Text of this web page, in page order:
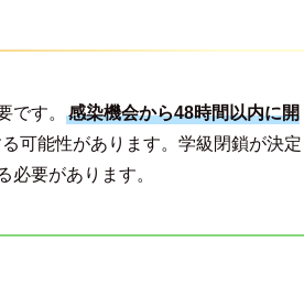
です。
感染機会から48時間以内に開
可能性があります。学級閉鎖が決定
必要があります。